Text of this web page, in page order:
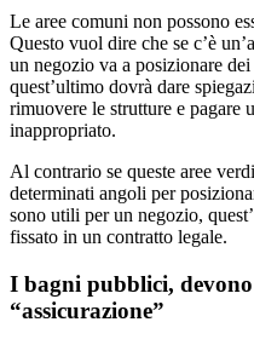
Le aree comuni non possono
Questo vuol dire che se c’è
un negozio va a posizionare
quest’ultimo dovrà dare
rimuovere le strutture e pagare
inappropriato.
Al contrario se queste aree
determinati angoli per
sono utili per un negozio,
fissato in un contratto legale.
I bagni pubblici,
“assicurazione”